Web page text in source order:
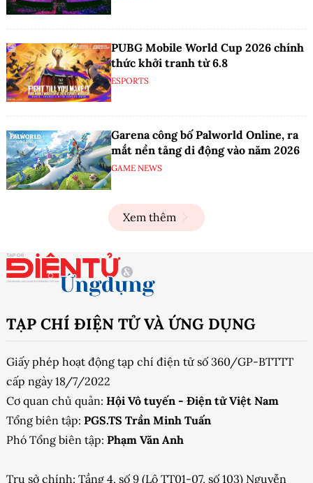
PUBG Mobile World Cup 2026 chính
thức khởi tranh từ 6.8
ESPORTS
Garena công bố Palworld Online, ra
mắt nền tảng di động vào năm 2026
GAME NEWS
Xem thêm
TẠP CHÍ ĐIỆN TỬ VÀ ỨNG DỤNG
Giấy phép hoạt động tạp chí điện tử số 360/GP-BTTTT
cấp ngày 18/7/2022
Cơ quan chủ quản: Hội Vô tuyến - Điện tử Việt Nam
Tổng biên tập: PGS.TS Trần Minh Tuấn
Phó Tổng biên tập: Phạm Văn Anh
Trụ sở chính: Tầng 4, số 9 (Lô TT01-07, số 103) Nguyễn